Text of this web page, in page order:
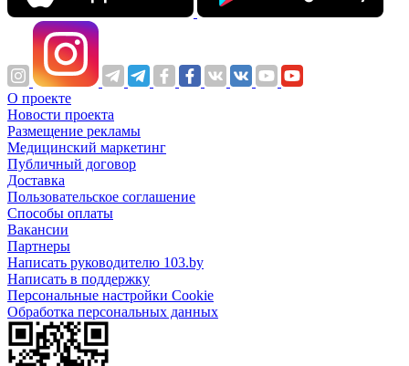
О проекте
Новости проекта
Размещение рекламы
Медицинский маркетинг
Публичный договор
Доставка
Пользовательское соглашение
Способы оплаты
Вакансии
Партнеры
Написать руководителю 103.by
Написать в поддержку
Персональные настройки Cookie
Обработка персональных данных